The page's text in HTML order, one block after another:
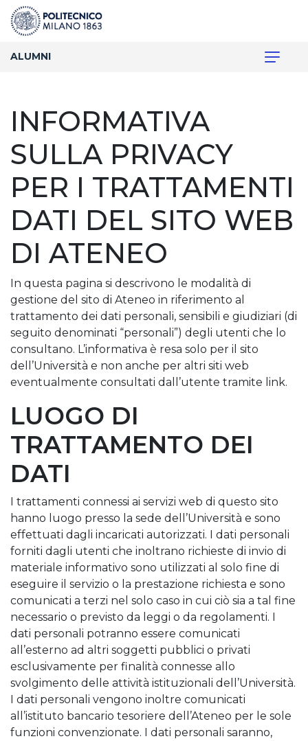
ALUMNI
INFORMATIVA
SULLA PRIVACY
PER I TRATTAMENTI
DATI DEL SITO WEB
DI ATENEO
In questa pagina si descrivono le modalità di
gestione del sito di Ateneo in riferimento al
trattamento dei dati personali, sensibili e giudiziari (di
seguito denominati “personali”) degli utenti che lo
consultano. L’informativa è resa solo per il sito
dell’Università e non anche per altri siti web
eventualmente consultati dall’utente tramite link.
LUOGO DI
TRATTAMENTO DEI
DATI
I trattamenti connessi ai servizi web di questo sito
hanno luogo presso la sede dell’Università e sono
effettuati dagli incaricati autorizzati. I dati personali
forniti dagli utenti che inoltrano richieste di invio di
materiale informativo sono utilizzati al solo fine di
eseguire il servizio o la prestazione richiesta e sono
comunicati a terzi nel solo caso in cui ciò sia a tal fine
necessario o previsto da leggi o da regolamenti. I
dati personali potranno essere comunicati
all’esterno ad altri soggetti pubblici o privati
esclusivamente per finalità connesse allo
svolgimento delle attività istituzionali dell’Università.
I dati personali vengono inoltre comunicati
all’istituto bancario tesoriere dell’Ateneo per le sole
funzioni convenzionate. I dati personali saranno,